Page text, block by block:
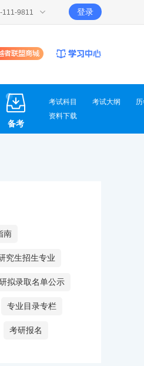
111-9811 登录
备考
考试科目 考试大纲
资料下载
南
究生招生专业
拟录取名单公示
专业目录专栏
考研报名